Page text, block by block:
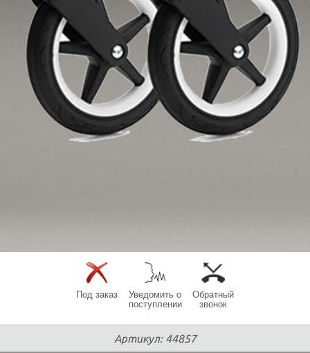
Под заказ
Уведомить о
поступлении
Обратный
звонок
Артикул: 44857